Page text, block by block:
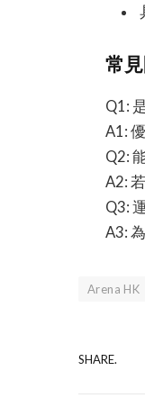
常
Q1:
A1:
Q2:
A2:
Q3:
A3:
Arena HK
SHARE.